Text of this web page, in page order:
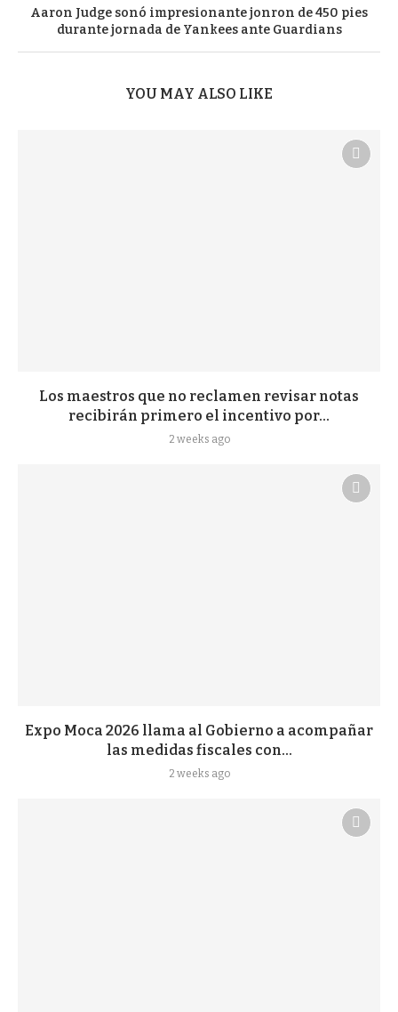
Aaron Judge sonó impresionante jonron de 450 pies
durante jornada de Yankees ante Guardians
YOU MAY ALSO LIKE
Los maestros que no reclamen revisar notas
recibirán primero el incentivo por...
2 weeks ago
Expo Moca 2026 llama al Gobierno a acompañar
las medidas fiscales con...
2 weeks ago